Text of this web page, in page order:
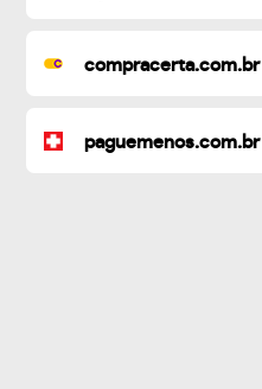
compracerta.com.br
paguemenos.com.br